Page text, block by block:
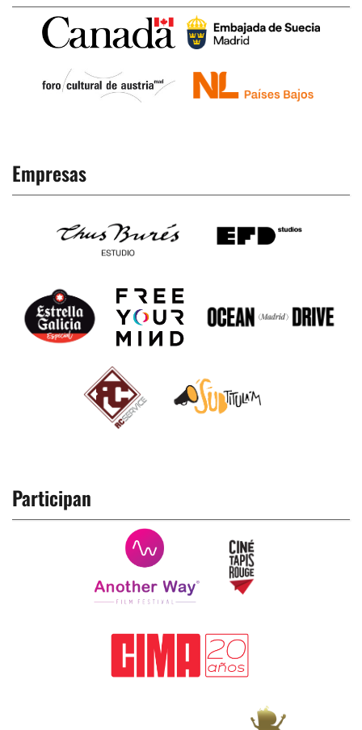
Empresas
Participan